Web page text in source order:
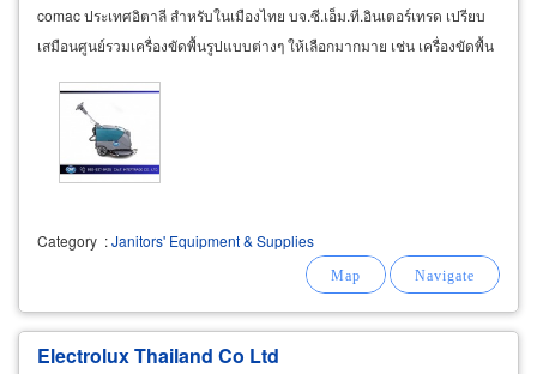
comac ประเทศอิตาลี สำหรับในเมืองไทย บจ.ซี.เอ็ม.ที.อินเตอร์เทรด เปรียบ
เสมือนศูนย์รวมเครื่องขัดพื้นรูปแบบต่างๆ ให้เลือกมากมาย เช่น เครื่องขัดพื้น
Category :Janitors' Equipment & Supplies
Electrolux Thailand Co Ltd